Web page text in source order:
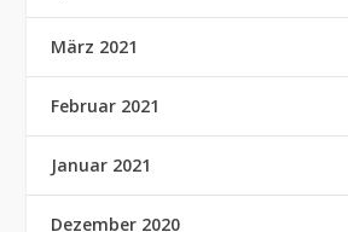
März 2021
Februar 2021
Januar 2021
Dezember 2020